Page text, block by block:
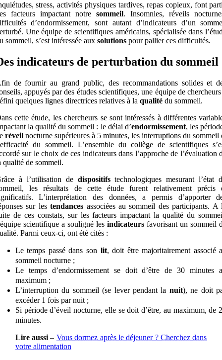
stress, activités physiques tardives, repas copieux, font
facteurs impactant notresommeil. Insomnies, réveils
d’endormissement, sont autant d’indicateurs d’un
Une équipe de scientifiques américains, spécialisée dans
sommeil, s’est intéressée aux solutionspour pallier ces difficultés.
indicateurs de perturbation du sommeil
de fournir au grand public, des recommandations solides et
appuyés par des études scientifiques, une équipe de
quelques lignes directrices relatives à la qualitédu sommeil.
cette étude, les chercheurs se sont intéressés à différentes
la qualité du sommeil : le délai d’endormissement, les
réveilnocturne supérieures à 5 minutes, les interruptions du sommeil
du sommeil. L’ensemble du collège de scientifiques
sur le choix de ces indicateurs dans l’approche de l’évaluation
qualité de sommeil.
à l’utilisation de dispositifstechnologiques mesurant l’état
les résultats de cette étude furent relativement précis
L’interprétation des données, a permis d’apporter
sur lestendances associées au sommeil des participants. A
de ces constats, sur les facteurs impactant la qualité du
scientifique a souligné lesindicateursfavorisant un sommeil
Parmi ceux-ci, ont été cités :
Le temps passé dans son lit, doit être majoritairement associé
sommeil nocturne ;
Le temps d’endormissement se doit d’être de 30 minutes
maximum ;
L’interruption du sommeil (se lever pendant la nuit), ne doit
excéder 1 fois par nuit ;
Si période d’éveil nocturne, elle se doit d’être, au maximum, de
minutes.
Lire aussi – Vous dormez après le déjeuner ? Cherchez dans
votre alimentation